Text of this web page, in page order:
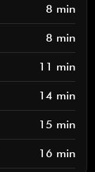
8 min
8 min
11 min
14 min
15 min
16 min